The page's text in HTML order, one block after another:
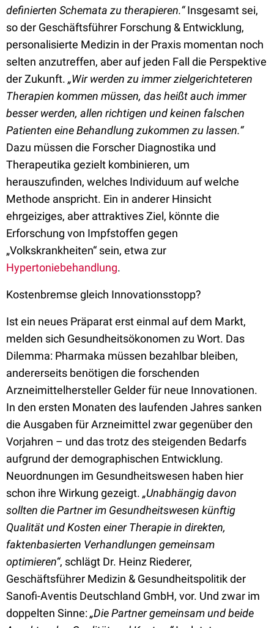
definierten Schemata zu therapieren.“Insgesamt sei,
so der Geschäftsführer Forschung & Entwicklung,
personalisierte Medizin in der Praxis momentan noch
selten anzutreffen, aber auf jeden Fall die Perspektive
der Zukunft. „Wir werden zu immer zielgerichteteren
Therapien kommen müssen, das heißt auch immer
besser werden, allen richtigen und keinen falschen
Patienten eine Behandlung zukommen zu lassen.“
Dazu müssen die Forscher Diagnostika und
Therapeutika gezielt kombinieren, um
herauszufinden, welches Individuum auf welche
Methode anspricht. Ein in anderer Hinsicht
ehrgeiziges, aber attraktives Ziel, könnte die
Erforschung von Impfstoffen gegen
„Volkskrankheiten“ sein, etwa zur
Hypertoniebehandlung.
Kostenbremse gleich Innovationsstopp?
Ist ein neues Präparat erst einmal auf dem Markt,
melden sich Gesundheitsökonomen zu Wort. Das
Dilemma: Pharmaka müssen bezahlbar bleiben,
andererseits benötigen die forschenden
Arzneimittelhersteller Gelder für neue Innovationen.
In den ersten Monaten des laufenden Jahres sanken
die Ausgaben für Arzneimittel zwar gegenüber den
Vorjahren – und das trotz des steigenden Bedarfs
aufgrund der demographischen Entwicklung.
Neuordnungen im Gesundheitswesen haben hier
schon ihre Wirkung gezeigt. „Unabhängig davon
sollten die Partner im Gesundheitswesen künftig
Qualität und Kosten einer Therapie in direkten,
faktenbasierten Verhandlungen gemeinsam
optimieren“, schlägt Dr. Heinz Riederer,
Geschäftsführer Medizin & Gesundheitspolitik der
Sanofi-Aventis Deutschland GmbH, vor. Und zwar im
doppelten Sinne:„Die Partner gemeinsam und beide